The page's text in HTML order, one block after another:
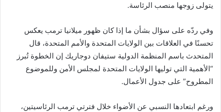
يتولى زوجها منصب الرئاسة.
وفي ردّه على سؤال بشأن ما إذا كان ظهور ميلانيا ترمب يعكس
تحسنًا في العلاقات بين الولايات المتحدة والأمم المتحدة، قال
المتحدث باسم المنظمة الدولية ستيفان دوجاريك إن الخطوة تُبرز
“الأهمية التي توليها الولايات المتحدة لمجلس الأمن وللموضوع
المطروح” على جدول الأعمال.
ورغم ابتعادها النسبي عن الأضواء خلال فترتي ترمب الرئاسيتين،